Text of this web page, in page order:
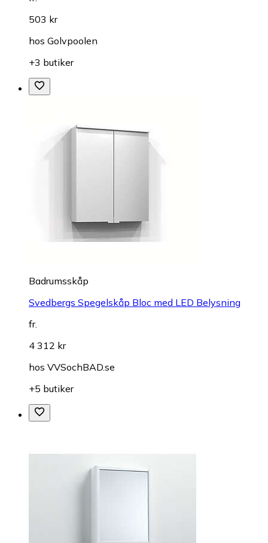
503 kr
hos Golvpoolen
+3 butiker
Badrumsskåp
Svedbergs Spegelskåp Bloc med LED Belysning
fr.
4 312 kr
hos VVSochBAD.se
+5 butiker